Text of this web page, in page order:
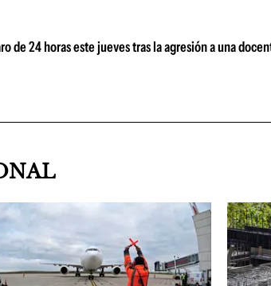
de 24 horas este jueves tras la agresión a una